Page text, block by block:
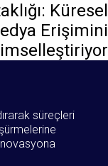
Küresel
Erişimini
süreçleri